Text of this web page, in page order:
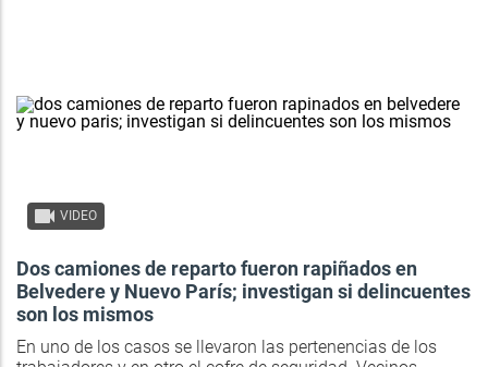
VIDEO
Dos camiones de reparto fueron rapiñados en
Belvedere y Nuevo París; investigan si delincuentes
son los mismos
En uno de los casos se llevaron las pertenencias de los